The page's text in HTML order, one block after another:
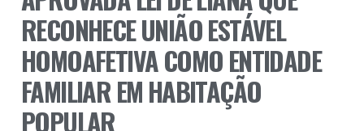
RECONHECE UNIÃO ESTÁVEL
HOMOAFETIVA COMO ENTIDADE
FAMILIAR EM HABITAÇÃO
POPULAR